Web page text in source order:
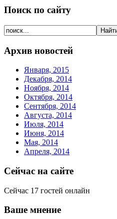
Поиск по сайту
Архив новостей
Января, 2015
Декабря, 2014
Ноября, 2014
Октября, 2014
Сентября, 2014
Августа, 2014
Июля, 2014
Июня, 2014
Мая, 2014
Апреля, 2014
Сейчас на сайте
Сейчас 17 гостей онлайн
Ваше мнение